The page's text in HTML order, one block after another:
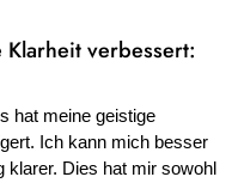
verbessert:
hat meine geistige
Ich kann mich besser
klarer. Dies hat mir sowohl